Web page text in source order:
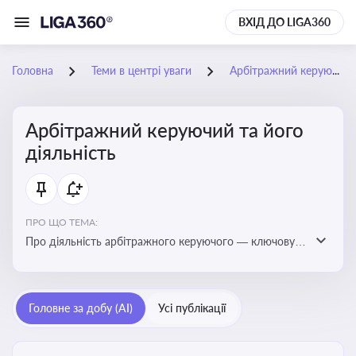
ВХІД ДО LIGA360
Головна Теми в центрі уваги Арбітражний керуючий та його діяльність
Арбітражний керуючий та його
діяльність
ПРО ЩО ТЕМА:
Про діяльність арбітражного керуючого — ключову
Головне за добу (AI) Усі публікації